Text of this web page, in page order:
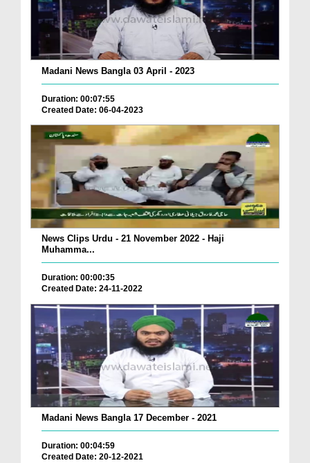
Madani News Bangla 03 April - 2023
Duration: 00:07:55
Created Date: 06-04-2023
News Clips Urdu - 21 November 2022 - Haji
Muhamma...
Duration: 00:00:35
Created Date: 24-11-2022
Madani News Bangla 17 December - 2021
Duration: 00:04:59
Created Date: 20-12-2021